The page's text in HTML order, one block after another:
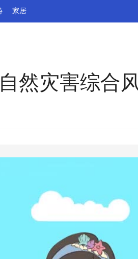
家居
然灾害综合